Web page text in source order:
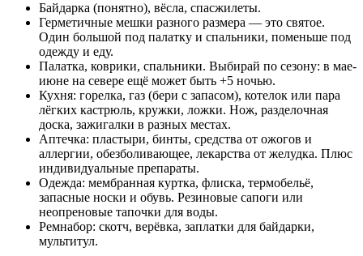
Байдарка (понятно), вёсла, спасжилеты.
Герметичные мешки разного размера — это святое.
Один большой под палатку и спальники, поменьше под
одежду и еду.
Палатка, коврики, спальники. Выбирай по сезону: в мае-
июне на севере ещё может быть +5 ночью.
Кухня: горелка, газ (бери с запасом), котелок или пара
лёгких кастрюль, кружки, ложки. Нож, разделочная
доска, зажигалки в разных местах.
Аптечка: пластыри, бинты, средства от ожогов и
аллергии, обезболивающее, лекарства от желудка. Плюс
индивидуальные препараты.
Одежда: мембранная куртка, флиска, термобельё,
запасные носки и обувь. Резиновые сапоги или
неопреновые тапочки для воды.
Ремнабор: скотч, верёвка, заплатки для байдарки,
мультитул.